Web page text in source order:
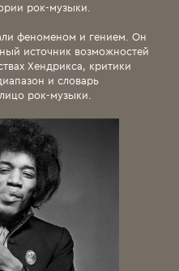
рок-музыки.
феноменом и гением. Он
источник возможностей
Хендрикса, критики
и словарь
рок-музыки.